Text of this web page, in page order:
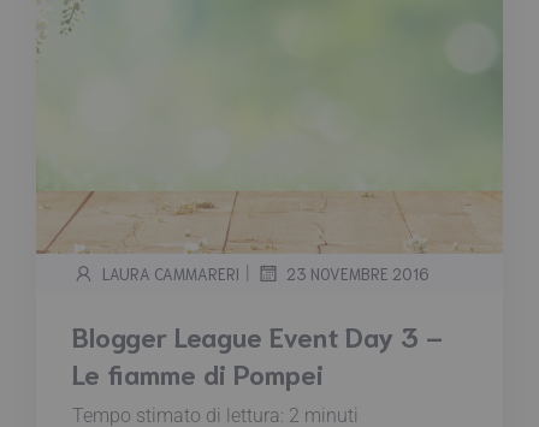
LAURA CAMMARERI | 23 NOVEMBRE 2016
Blogger League Event Day 3 –
Le fiamme di Pompei
Tempo stimato di lettura: 2 minuti